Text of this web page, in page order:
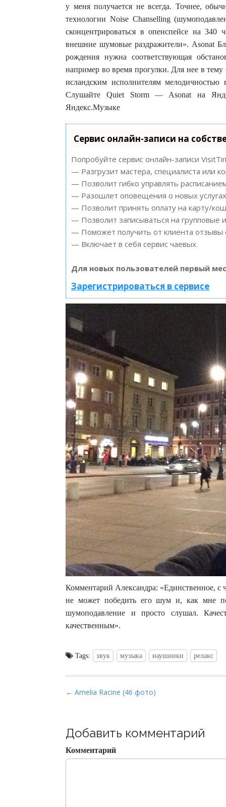
у меня получается не всегда. Точнее,
технологии Noise Chanselling
сконцентрироваться в опенспейсе на 340
внешние шумовые раздражители». Asonat
рождения нужна соответствующая
например во время прогулки. Для нее в тему
исландским исполнителям
Слушайте Quiet Storm — Asonat на
Яндекс.Музыке
Сервис онлайн-записи на
Попробуйте сервис онлайн-записи
— Разгрузит мастера, специалиста или
— Позволит гибко управлять
— Разошлет оповещения о новых
— Позволит принять оплату на карту/
— Позволит записываться на групповые
— Поможет получить от клиента отзывы
— Включает в себя сервис чаевых.
Для новых пользователей первый
Зарегистрироваться в сервисе
Комментарий Александра: «Единственное, с
не может победить его шум и, как мне
шумоподавление и просто слушал.
качественным».
Tags: звук музыка наушники релакс
P
t
n
a
← Amelia Racine (46 фото)
Добавить комментарий
Комментарий